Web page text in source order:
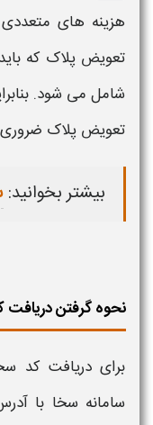
هزینه‌ های
تعویض پلاک که
شامل می‌ شود.
تعویض پلاک
بیشتر بخوانید:
نحوه گرفتن
برایدریافت کد
سامانه سخا با